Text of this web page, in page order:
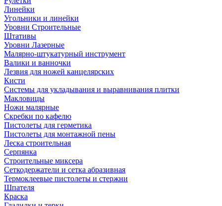
Линейки
Угольники и линейки
Уровни Строительные
Штативы
Уровни Лазерные
Малярно-штукатурный инструмент
Валики и ванночки
Лезвия для ножей канцелярских
Кисти
Системы для укладывания и выравнивания плитки
Макловицы
Ножи малярные
Скребки по кафелю
Пистолеты для герметика
Пистолеты для монтажной пены
Леска строительная
Серпянка
Строительные миксера
Сеткодержатели и сетка абразивная
Термоклеевые пистолеты и стержни
Шпателя
Краска